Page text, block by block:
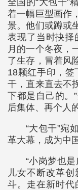
着一幅巨型画作
景。他们或蹲或
表现了当时抉
月的一个冬夜，
了生存，冒着风
18颗红手印，签
干，直来直去不
下都是自己的。
后集体、再个人
“大包干”宛
革大幕，成为中
“小岗梦也
儿女不断改革
斗。走在新时